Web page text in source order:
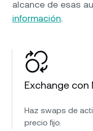
alcance de esas
información.
Exchange con
Haz swaps de
precio fijo.